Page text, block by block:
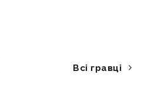
Всі гравці